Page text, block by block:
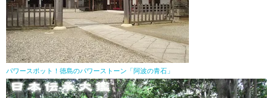
パワースポット！徳島のパワーストーン「阿波の青石」